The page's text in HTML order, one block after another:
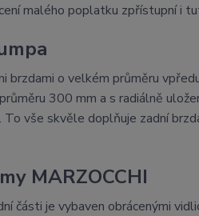
malého poplatku zpřístupní i
o velkém průměru
300 mm a s radiálně
vše skvěle doplňuje zadní
MARZOCCHI
části je vybaven obrácenými